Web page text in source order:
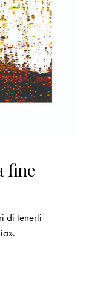
fine
di tenerli